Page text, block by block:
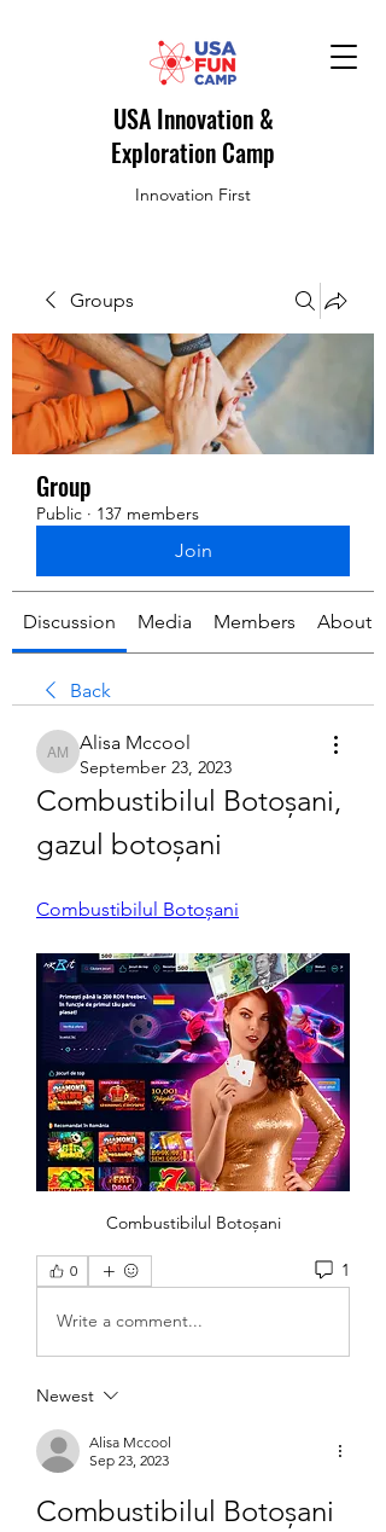
USA Innovation &
Exploration Camp
Innovation First
Groups
Group
Public · 137 members
Join
Discussion Media Members About
Back
Alisa Mccool
Alisa Mccool
September 23, 2023
Combustibilul Botoșani,
gazul botoșani
Combustibilul Botoșani
Combustibilul Botoșani
0 1
Write a comment...
Newest
Alisa Mccool
Sep 23, 2023
Combustibilul Botoșani